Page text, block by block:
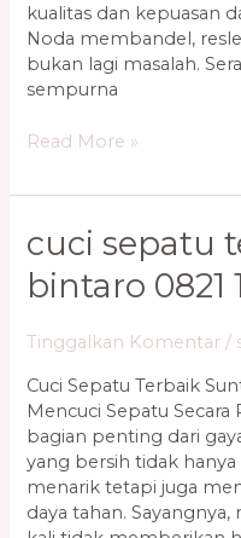
kualitas dan kepuasan
Noda membandel,
bukan lagi masalah.
sempurna
Read More »
cuci sepatu
bintaro 0821
Tinggalkan Komentar /
Cuci Sepatu Terbaik
Mencuci Sepatu Secara
bagian penting dari
yang bersih tidak
menarik tetapi juga
daya tahan.
Cuci
Sepatu
Terbaik
&
0821
1136
2002